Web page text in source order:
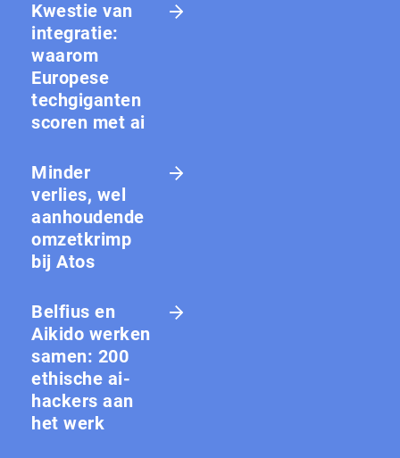
Kwestie van
integratie:
waarom
Europese
techgiganten
scoren met ai
Minder
verlies, wel
aanhoudende
omzetkrimp
bij Atos
Belfius en
Aikido werken
samen: 200
ethische ai-
hackers aan
het werk